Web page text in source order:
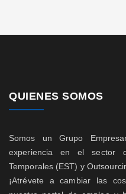
QUIENES SOMOS
Somos un Grupo
experiencia en el sector
Temporales (EST) y
¡Atrévete a cambiar las